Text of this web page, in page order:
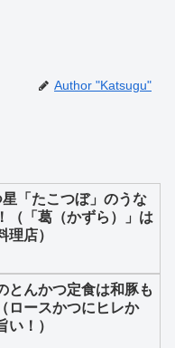
Author "Katsugu"
「たこつぼ」のうな
（「葛（かずら）」は
理店）
とんかつ定食は和豚も
ロースかつにヒレか
い！）